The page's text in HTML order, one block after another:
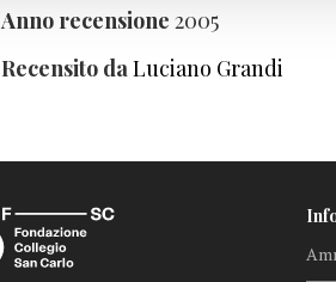
Anno recensione 2005
Recensito daLuciano Grandi